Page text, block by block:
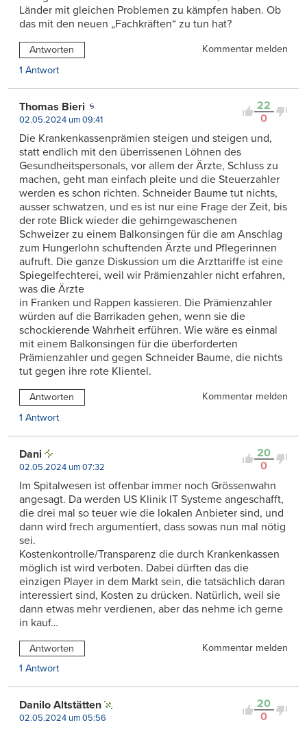
Länder mit gleichen Problemen zu kämpfen haben. Ob
das mit den neuen „Fachkräften“ zu tun hat?
Antworten
Kommentar melden
1 Antwort
22
0
Thomas Bieri
02.05.2024 um 09:41
Die Krankenkassenprämien steigen und steigen und,
statt endlich mit den überrissenen Löhnen des
Gesundheitspersonals, vor allem der Ärzte, Schluss zu
machen, geht man einfach pleite und die Steuerzahler
werden es schon richten. Schneider Baume tut nichts,
ausser schwatzen, und es ist nur eine Frage der Zeit, bis
der rote Blick wieder die gehirngewaschenen
Schweizer zu einem Balkonsingen für die am Anschlag
zum Hungerlohn schuftenden Ärzte und Pflegerinnen
aufruft. Die ganze Diskussion um die Arzttariffe ist eine
Spiegelfechterei, weil wir Prämienzahler nicht erfahren,
was die Ärzte
in Franken und Rappen kassieren. Die Prämienzahler
würden auf die Barrikaden gehen, wenn sie die
schockierende Wahrheit erführen. Wie wäre es einmal
mit einem Balkonsingen für die überforderten
Prämienzahler und gegen Schneider Baume, die nichts
tut gegen ihre rote Klientel.
Antworten
Kommentar melden
1 Antwort
20
0
Dani
02.05.2024 um 07:32
Im Spitalwesen ist offenbar immer noch Grössenwahn
angesagt. Da werden US Klinik IT Systeme angeschafft,
die drei mal so teuer wie die lokalen Anbieter sind, und
dann wird frech argumentiert, dass sowas nun mal nötig
sei.
Kostenkontrolle/Transparenz die durch Krankenkassen
möglich ist wird verboten. Dabei dürften das die
einzigen Player in dem Markt sein, die tatsächlich daran
interessiert sind, Kosten zu drücken. Natürlich, weil sie
dann etwas mehr verdienen, aber das nehme ich gerne
in kauf…
Antworten
Kommentar melden
1 Antwort
20
0
Danilo Altstätten
02.05.2024 um 05:56